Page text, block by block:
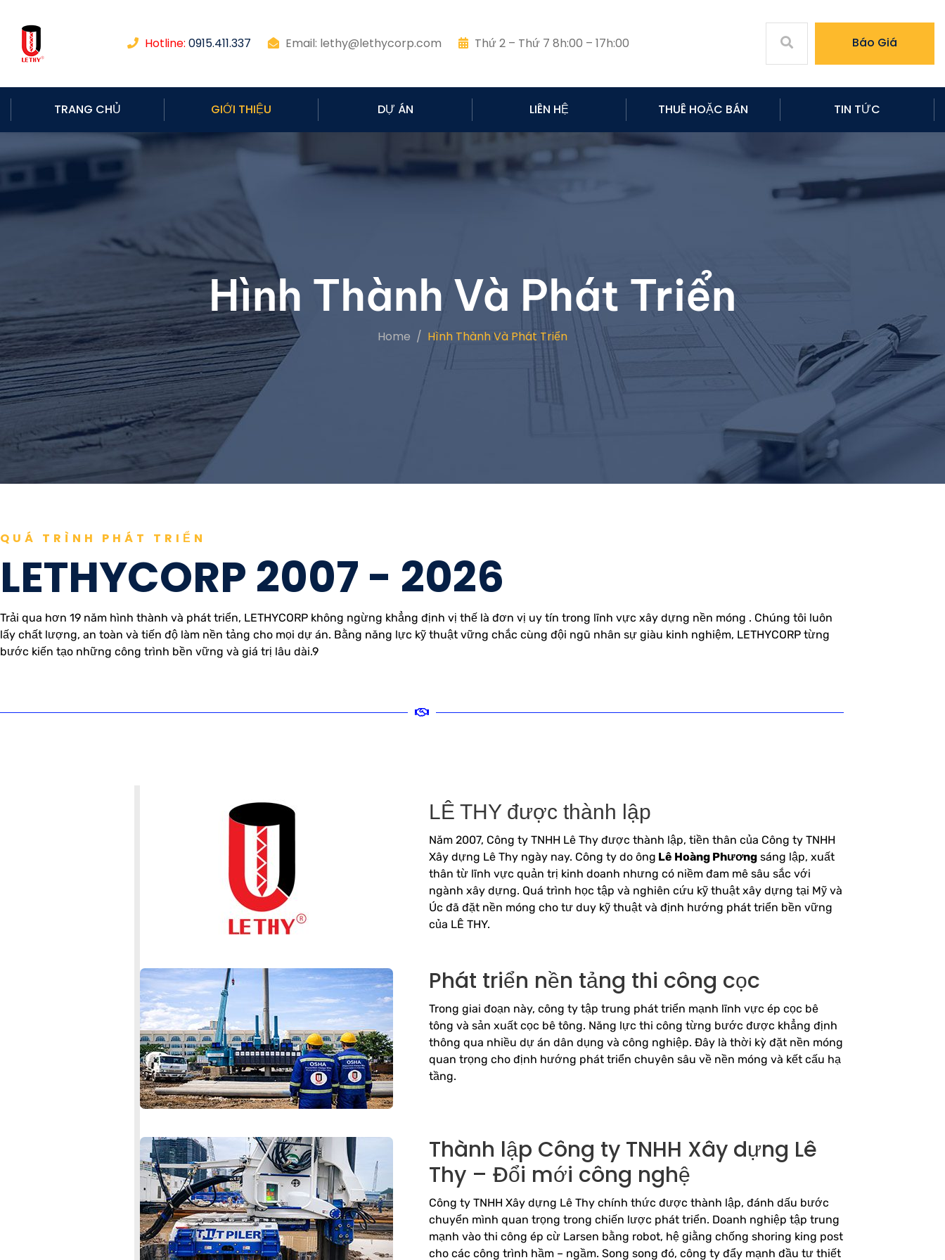
Hotline: 0915.411.337 Email: lethy@lethycorp.com Thứ 2 – Thứ 7 8h:00 – 17h:00 Báo Giá
TRANG CHỦ GIỚI THIỆU DỰ ÁN LIÊN HỆ THUÊ HOẶC BÁN TIN TỨC
Hình Thành Và Phát Triển
Home Hình Thành Và Phát Triển
QUÁ TRÌNH PHÁT TRIỂN
LETHYCORP 2007 - 2026
Trải qua hơn 19 năm hình thành và phát triển, LETHYCORP không ngừng khẳng định vị thế là đơn vị uy tín trong lĩnh vực xây dựng nền móng . Chúng tôi luôn
lấy chất lượng, an toàn và tiến độ làm nền tảng cho mọi dự án. Bằng năng lực kỹ thuật vững chắc cùng đội ngũ nhân sự giàu kinh nghiệm, LETHYCORP từng
bước kiến tạo những công trình bền vững và giá trị lâu dài.9
LÊ THY được thành lập
Năm 2007, Công ty TNHH Lê Thy được thành lập, tiền thân của Công ty TNHH
Xây dựng Lê Thy ngày nay. Công ty do ông Lê Hoàng Phương sáng lập, xuất
thân từ lĩnh vực quản trị kinh doanh nhưng có niềm đam mê sâu sắc với
ngành xây dựng. Quá trình học tập và nghiên cứu kỹ thuật xây dựng tại Mỹ và
Úc đã đặt nền móng cho tư duy kỹ thuật và định hướng phát triển bền vững
của LÊ THY.
Phát triển nền tảng thi công cọc
Trong giai đoạn này, công ty tập trung phát triển mạnh lĩnh vực ép cọc bê
tông và sản xuất cọc bê tông. Năng lực thi công từng bước được khẳng định
thông qua nhiều dự án dân dụng và công nghiệp. Đây là thời kỳ đặt nền móng
quan trọng cho định hướng phát triển chuyên sâu về nền móng và kết cấu hạ
tầng.
Thành lập Công ty TNHH Xây dựng Lê
Thy – Đổi mới công nghệ
Công ty TNHH Xây dựng Lê Thy chính thức được thành lập, đánh dấu bước
chuyển mình quan trọng trong chiến lược phát triển. Doanh nghiệp tập trung
mạnh vào thi công ép cừ Larsen bằng robot, hệ giằng chống shoring king post
cho các công trình hầm – ngầm. Song song đó, công ty đẩy mạnh đầu tư thiết